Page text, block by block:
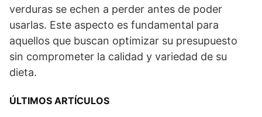
verduras se echen a perder antes de poder
usarlas. Este aspecto es fundamental para
aquellos que buscan optimizar su presupuesto
sin comprometer la calidad y variedad de su
dieta.
ÚLTIMOS ARTÍCULOS